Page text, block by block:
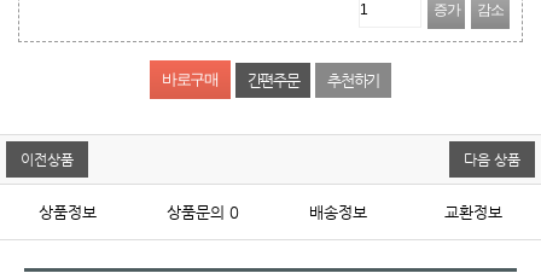
증가
감소
간편주문 추천하기
이전상품 다음 상품
상품정보 상품문의 0 배송정보 교환정보